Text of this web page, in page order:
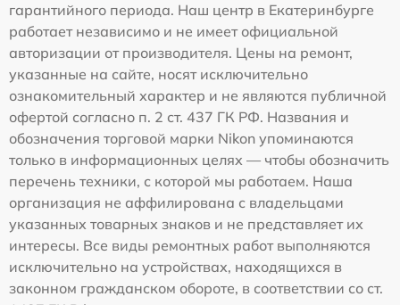
гарантийного периода. Наш центр в Екатеринбурге
работает независимо и не имеет официальной
авторизации от производителя. Цены на ремонт,
указанные на сайте, носят исключительно
ознакомительный характер и не являются публичной
офертой согласно п. 2 ст. 437 ГК РФ. Названия и
обозначения торговой марки Nikon упоминаются
только в информационных целях — чтобы обозначить
перечень техники, с которой мы работаем. Наша
организация не аффилирована с владельцами
указанных товарных знаков и не представляет их
интересы. Все виды ремонтных работ выполняются
исключительно на устройствах, находящихся в
законном гражданском обороте, в соответствии со ст.